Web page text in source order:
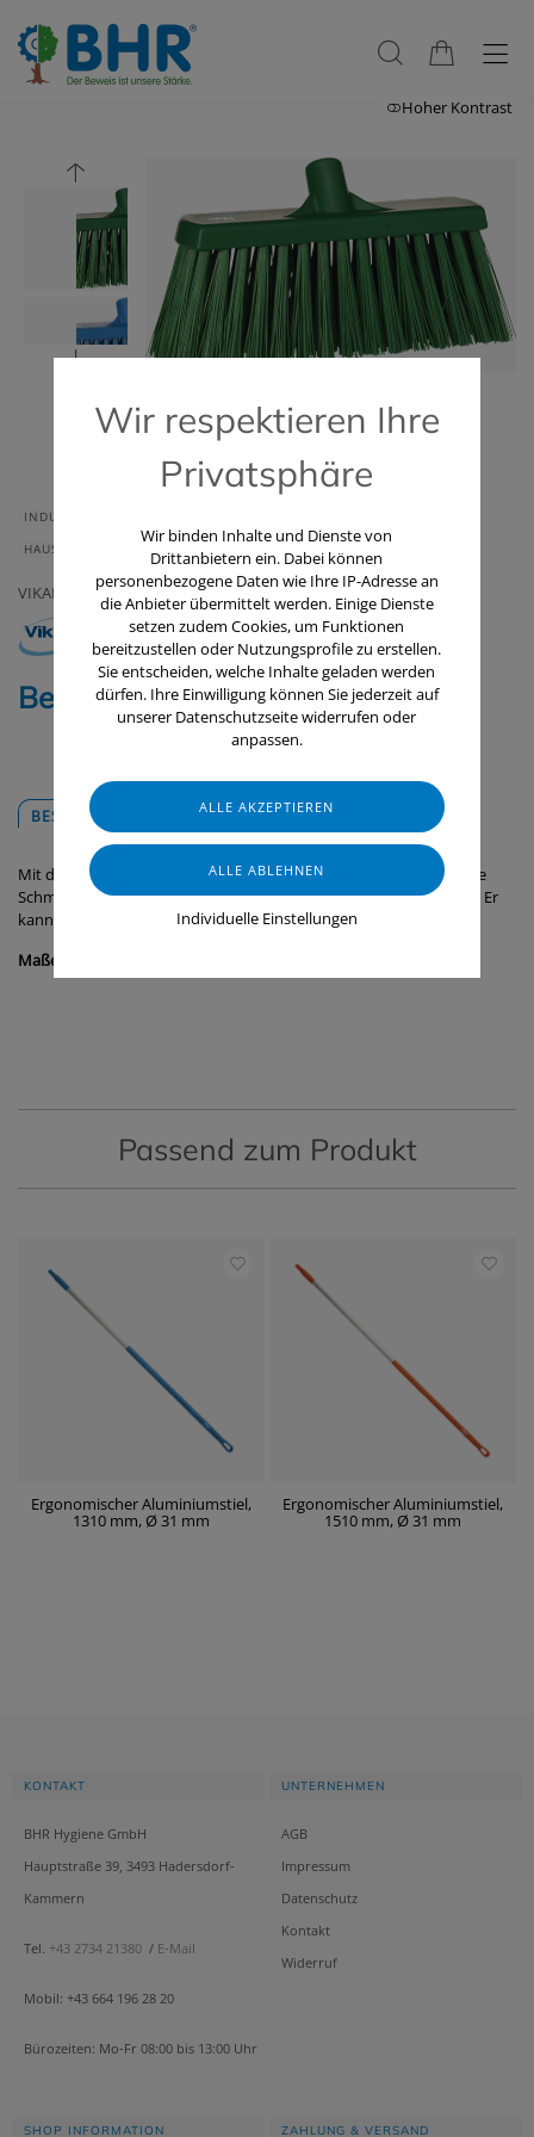
Hoher Kontrast
INDUSTRIE & HANDWERK
HAUS & HEIM
VIKAN
Besen, 330 mm, extrahart
BESCHREIBUNG DOWNLOADS
Mit dem strapazierfähigen Besen können Sie schwere und größere
Schmutzpartikel von nassen Innen- und Außenflächen entfernen. Er
kann mit allen Stielen von Vikan kombiniert werden.
Maße:
Passend zum Produkt
Ergonomischer Aluminiumstiel,
1310 mm, Ø 31 mm
Ergonomischer Aluminiumstiel,
1510 mm, Ø 31 mm
Wir respektieren Ihre
Privatsphäre
Wir binden Inhalte und Dienste von
Drittanbietern ein. Dabei können
personenbezogene Daten wie Ihre IP-Adresse an
die Anbieter übermittelt werden. Einige Dienste
setzen zudem Cookies, um Funktionen
bereitzustellen oder Nutzungsprofile zu erstellen.
Sie entscheiden, welche Inhalte geladen werden
dürfen. Ihre Einwilligung können Sie jederzeit auf
unserer Datenschutzseite widerrufen oder
anpassen.
Individuelle Einstellungen
KONTAKT
BHR Hygiene GmbH
Hauptstraße 39, 3493 Hadersdorf-
Kammern
Tel. +43 2734 21380 / E-Mail
Mobil: +43 664 196 28 20
Bürozeiten: Mo-Fr 08:00 bis 13:00 Uhr
UNTERNEHMEN
AGB
Impressum
Datenschutz
Kontakt
Widerruf
SHOP INFORMATION ZAHLUNG & VERSAND